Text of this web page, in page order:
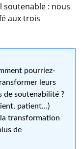
: nous
aux trois
pourriez-
leurs
de soutenabilité ?
patient…)
transformation
de